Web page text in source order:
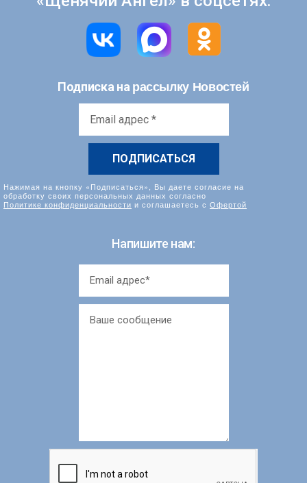
Подписка на рассылку Новостей
Нажимая на кнопку «Подписаться», Вы даете согласие на
обработку своих персональных данных согласно
Политике конфиденциальности и соглашаетесь с Офертой
Напишите нам: